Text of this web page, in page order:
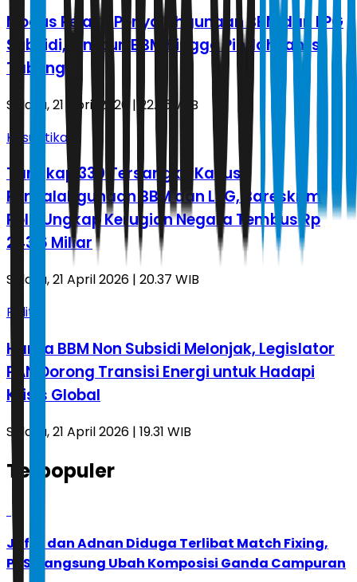
Modus Pelaku Penyalahgunaan BBM dan LPG
Subsidi, Timbun BBM hingga Pindahkan Isi
Tabung
Selasa, 21 April 2026 | 22.25 WIB
Kasuistika
Tangkap 330 Tersangka Kasus
Penyalahgunaan BBM dan LPG, Bareskrim
Polri Ungkap Kerugian Negara Tembus Rp
243,6 Miliar
Selasa, 21 April 2026 | 20.37 WIB
Politik
Harga BBM Non Subsidi Melonjak, Legislator
PAN Dorong Transisi Energi untuk Hadapi
Krisis Global
Selasa, 21 April 2026 | 19.31 WIB
Terpopuler
Jafar dan Adnan Diduga Terlibat Match Fixing,
PBSI Langsung Ubah Komposisi Ganda Campuran